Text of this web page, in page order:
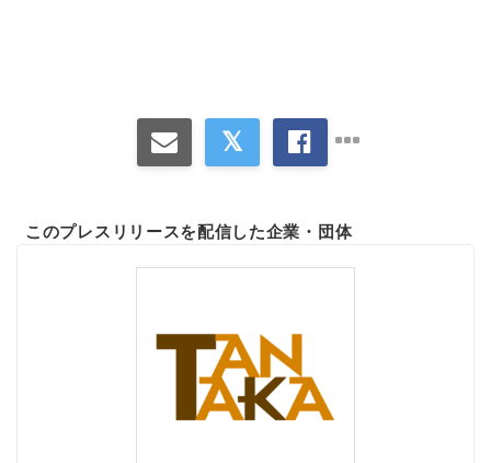
このプレスリリースを配信した企業・団体